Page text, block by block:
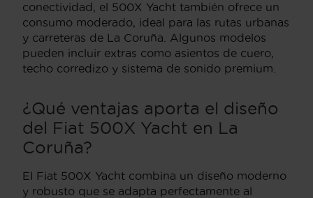
conectividad, el 500X Yacht también ofrece un
consumo moderado, ideal para las rutas urbanas
y carreteras de La Coruña. Algunos modelos
pueden incluir extras como asientos de cuero,
techo corredizo y sistema de sonido premium.
¿Qué ventajas aporta el diseño
del Fiat 500X Yacht en La
Coruña?
El Fiat 500X Yacht combina un diseño moderno
y robusto que se adapta perfectamente al